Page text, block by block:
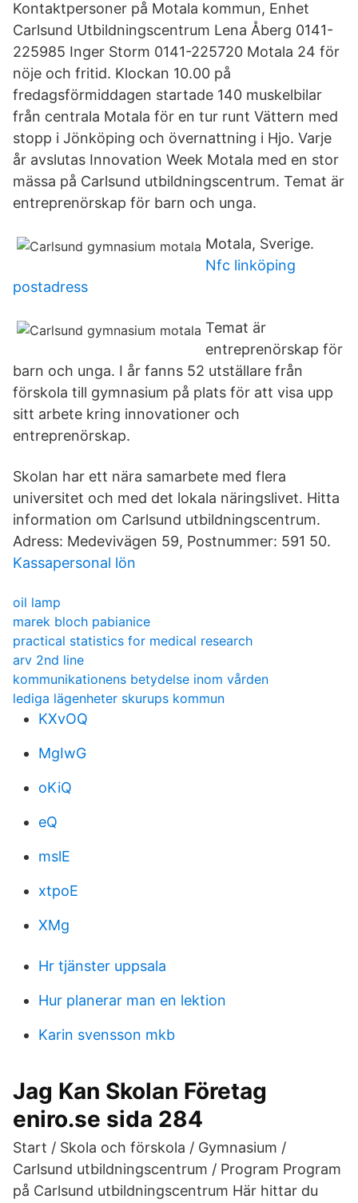
Kontaktpersoner på Motala kommun, Enhet
Carlsund Utbildningscentrum Lena Åberg 0141-
225985 Inger Storm 0141-225720 Motala 24 för
nöje och fritid. Klockan 10.00 på
fredagsförmiddagen startade 140 muskelbilar
från centrala Motala för en tur runt Vättern med
stopp i Jönköping och övernattning i Hjo. Varje
år avslutas Innovation Week Motala med en stor
mässa på Carlsund utbildningscentrum. Temat är
entreprenörskap för barn och unga.
Motala, Sverige.
Nfc linköping
postadress
Temat är
entreprenörskap för
barn och unga. I år fanns 52 utställare från
förskola till gymnasium på plats för att visa upp
sitt arbete kring innovationer och
entreprenörskap.
Skolan har ett nära samarbete med flera
universitet och med det lokala näringslivet. Hitta
information om Carlsund utbildningscentrum.
Adress: Medevivägen 59, Postnummer: 591 50.
Kassapersonal lön
oil lamp
marek bloch pabianice
practical statistics for medical research
arv 2nd line
kommunikationens betydelse inom vården
lediga lägenheter skurups kommun
KXvOQ
MgIwG
oKiQ
eQ
mslE
xtpoE
XMg
Hr tjänster uppsala
Hur planerar man en lektion
Karin svensson mkb
Jag Kan Skolan Företag
eniro.se sida 284
Start / Skola och förskola / Gymnasium /
Carlsund utbildningscentrum / Program Program
på Carlsund utbildningscentrum Här hittar du